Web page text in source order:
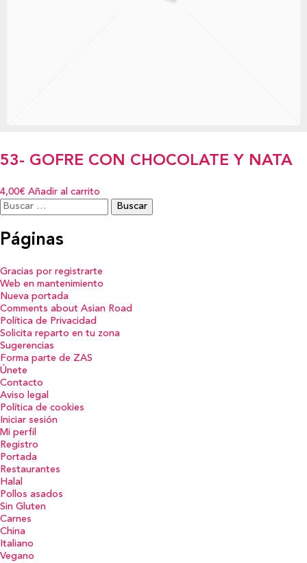
53- GOFRE CON CHOCOLATE Y NATA
4,00€ Añadir al carrito
Buscar:
Páginas
Gracias por registrarte
Web en mantenimiento
Nueva portada
Comments about Asian Road
Política de Privacidad
Solicita reparto en tu zona
Sugerencias
Forma parte de ZAS
Únete
Contacto
Aviso legal
Política de cookies
Iniciar sesión
Mi perfil
Registro
Portada
Restaurantes
Halal
Pollos asados
Sin Gluten
Carnes
China
Italiano
Vegano